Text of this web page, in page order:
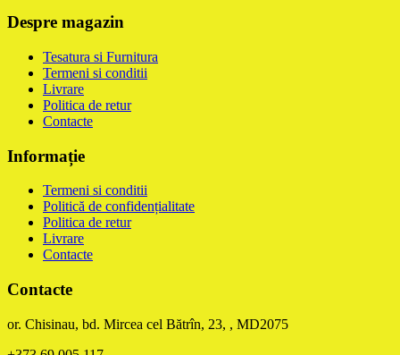
Despre magazin
Tesatura si Furnitura
Termeni si conditii
Livrare
Politica de retur
Contacte
Informație
Termeni si conditii
Politică de confidențialitate
Politica de retur
Livrare
Contacte
Contacte
or. Chisinau, bd. Mircea cel Bătrîn, 23, , MD2075